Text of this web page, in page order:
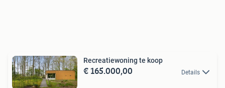
Recreatiewoning te koop
€ 165.000,00 Details